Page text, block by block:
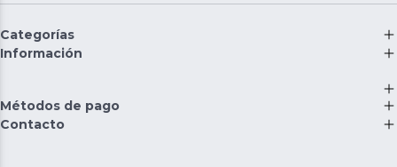
Categorías
Información
Métodos de pago
Contacto